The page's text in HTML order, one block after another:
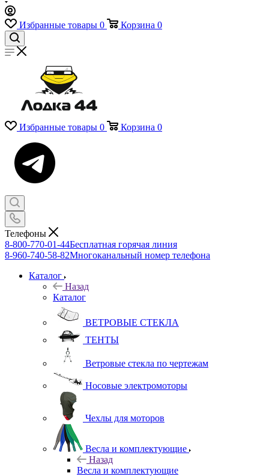
Избранные товары 0 Корзина 0
Избранные товары 0 Корзина 0
Телефоны
8-800-770-01-44Бесплатная горячая линия
8-960-740-58-82Многоканальный номер телефона
Каталог
Назад
Каталог
ВЕТРОВЫЕ СТЕКЛА
ТЕНТЫ
Ветровые стекла по чертежам
Носовые электромоторы
Чехлы для моторов
Весла и комплектующие
Назад
Весла и комплектующие